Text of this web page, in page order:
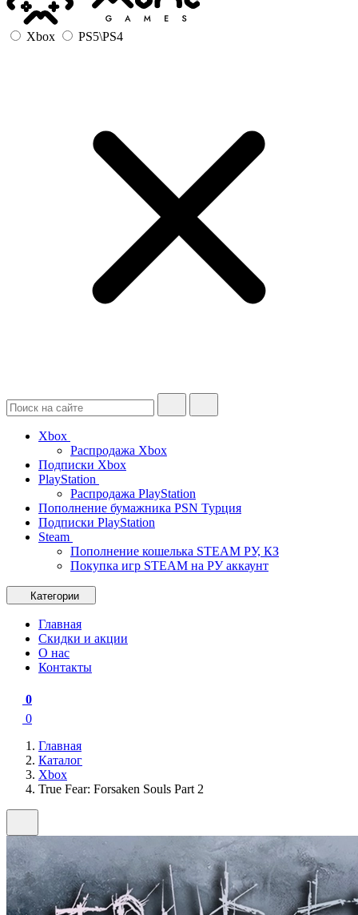
Xbox PS5\PS4
Xbox
Распродажа Xbox
Подписки Xbox
PlayStation
Распродажа PlayStation
Пополнение бумажника PSN Турция
Подписки PlayStation
Steam
Пополнение кошелька STEAM РУ, КЗ
Покупка игр STEAM на РУ аккаунт
Категории
Главная
Скидки и акции
О нас
Контакты
0
0
Главная
Каталог
Xbox
True Fear: Forsaken Souls Part 2